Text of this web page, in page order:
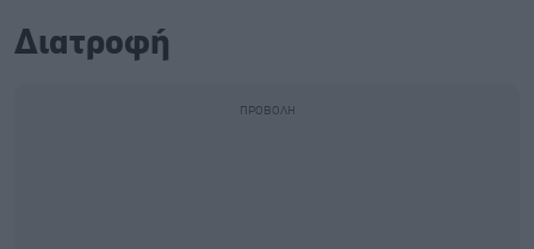
Διατροφή